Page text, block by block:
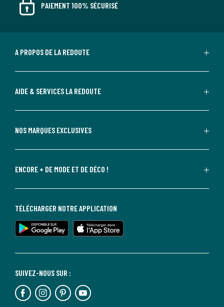
PAIEMENT 100% SÉCURISÉ
A PROPOS DE LA REDOUTE
AIDE & SERVICES LA REDOUTE
NOS MARQUES EXCLUSIVES
ENCORE + DE MODE ET DE DÉCO !
SUIVEZ-NOUS SUR :
TÉLÉCHARGER NOTRE APPLICATION